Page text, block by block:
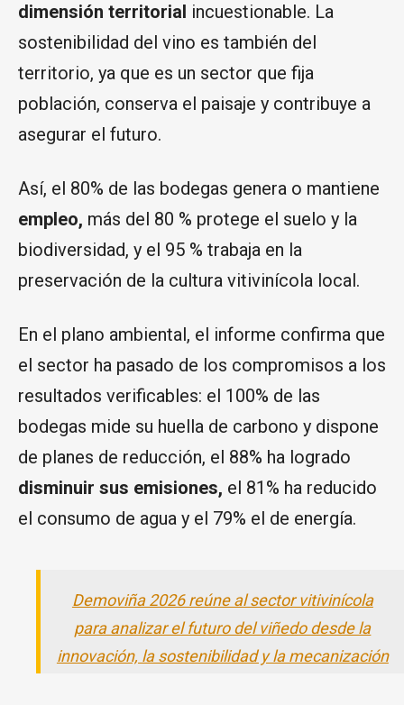
dimensión territorial incuestionable. La
sostenibilidad del vino es también del
territorio, ya que es un sector que fija
población, conserva el paisaje y contribuye a
asegurar el futuro.
Así, el 80% de las bodegas genera o mantiene
empleo, más del 80 % protege el suelo y la
biodiversidad, y el 95 % trabaja en la
preservación de la cultura vitivinícola local.
En el plano ambiental, el informe confirma que
el sector ha pasado de los compromisos a los
resultados verificables: el 100% de las
bodegas mide su huella de carbono y dispone
de planes de reducción, el 88% ha logrado
disminuir sus emisiones, el 81% ha reducido
el consumo de agua y el 79% el de energía.
Demoviña 2026 reúne al sector vitivinícola
para analizar el futuro del viñedo desde la
innovación, la sostenibilidad y la mecanización